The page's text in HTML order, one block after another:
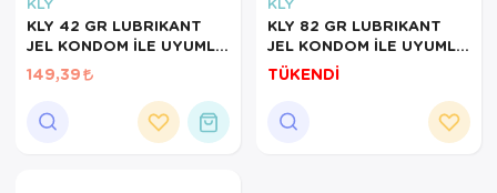
Tansiyon
Tansiyon
Tıbbi Cihazlar
Hasta Bakım Ürünleri
Hasta Bakım Ürünleri
Hava nemlendirici
KLY 42 GR LUBRIKANT
JEL KONDOM İLE UYUMLU
STERİL
149,39
KLY 82 GR LUBRIKANT
JEL KONDOM İLE UYUMLU
STERİL
TÜKENDİ